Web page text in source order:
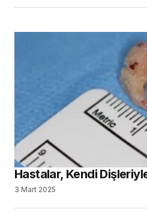
Hastalar, Kendi
3 Mart 2025